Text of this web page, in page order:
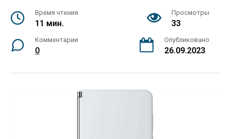
Время чтения
11 мин.
Просмотры
33
Комментарии
0
Опубликовано
26.09.2023